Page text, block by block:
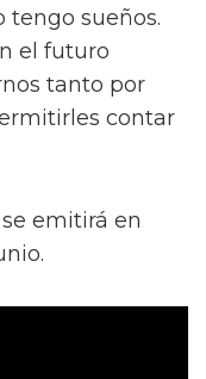
tengo sueños.
el futuro
tanto por
contar
emitirá en